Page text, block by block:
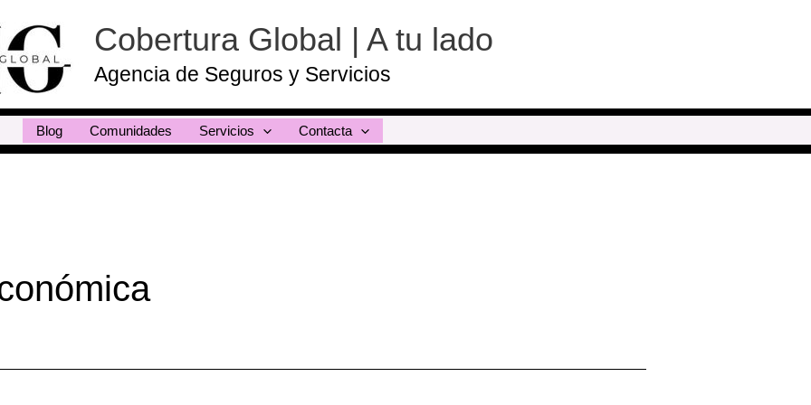
Cobertura Global | A tu lado
Agencia de Seguros y Servicios
Blog Comunidades Servicios Contacta